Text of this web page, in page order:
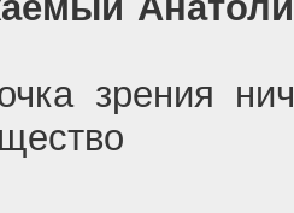
зрения